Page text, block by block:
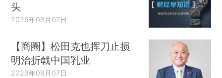
头
2026年08月07日
【商圈】松田克也挥刀止损
明治折戟中国乳业
2026年08月07日